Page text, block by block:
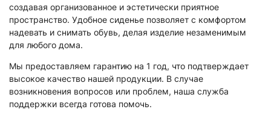
создавая организованное и эстетически приятное
пространство. Удобное сиденье позволяет с комфортом
надевать и снимать обувь, делая изделие незаменимым
для любого дома.
Мы предоставляем гарантию на 1 год, что подтверждает
высокое качество нашей продукции. В случае
возникновения вопросов или проблем, наша служба
поддержки всегда готова помочь.